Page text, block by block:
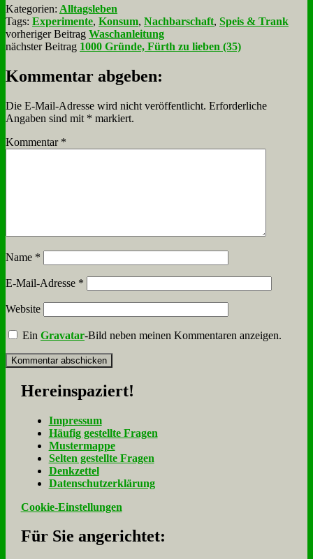
Kategorien: Alltagsleben
Tags: Experimente, Konsum, Nachbarschaft, Speis & Trank
vorheriger Beitrag Waschanleitung
nächster Beitrag 1000 Gründe, Fürth zu lieben (35)
Kommentar abgeben:
Die E-Mail-Adresse wird nicht veröffentlicht. Erforderliche
Angaben sind mit * markiert.
Kommentar *
Name *
E-Mail-Adresse *
Website
EinGravatar-Bild neben meinen Kommentaren anzeigen.
Her­ein­spa­ziert!
Im­pres­sum
Häu­fig ge­stell­te Fra­gen
Mu­ster­map­pe
Sel­ten ge­stell­te Fra­gen
Denk­zet­tel
Da­ten­schutz­er­klä­rung
Cookie-Einstellungen
Für Sie an­ge­rich­tet: